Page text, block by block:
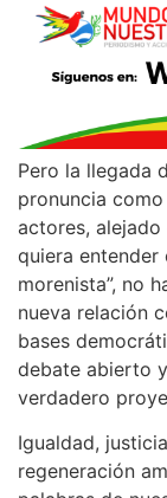
Pero la llegada
pronuncia
actores,
quiera entender
morenista”, no
nueva relación
bases
debate abierto
verdadero
Igualdad,
regeneración